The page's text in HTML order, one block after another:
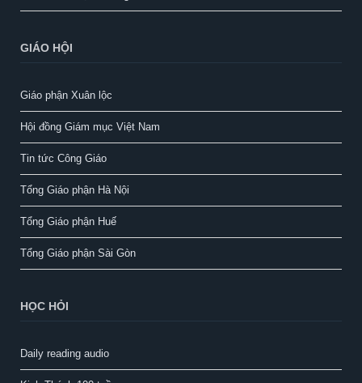
GIÁO HỘI
Giáo phận Xuân lộc
Hội đồng Giám mục Việt Nam
Tin tức Công Giáo
Tổng Giáo phận Hà Nội
Tổng Giáo phận Huế
Tổng Giáo phận Sài Gòn
HỌC HỎI
Daily reading audio